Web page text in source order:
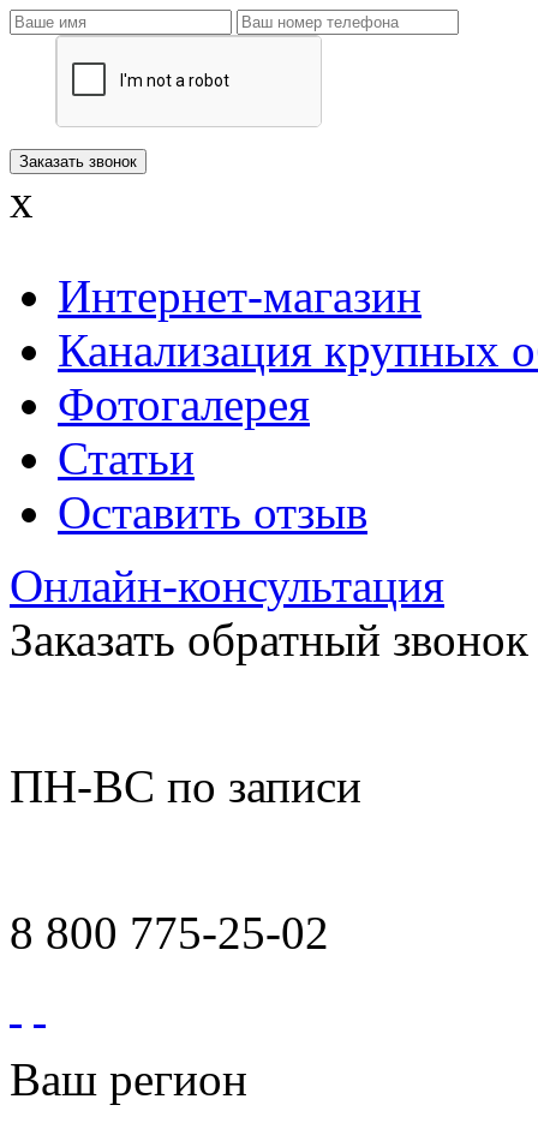
x
Интернет-магазин
Канализация крупных
Фотогалерея
Статьи
Оставить отзыв
Онлайн-консультация
Заказать обратный звонок
ПН-ВС по записи
8 800 775-25-02
Ваш регион